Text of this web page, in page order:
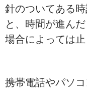
針のついてある
と、時間が進んだ
場合によっては止
携帯電話やパソ